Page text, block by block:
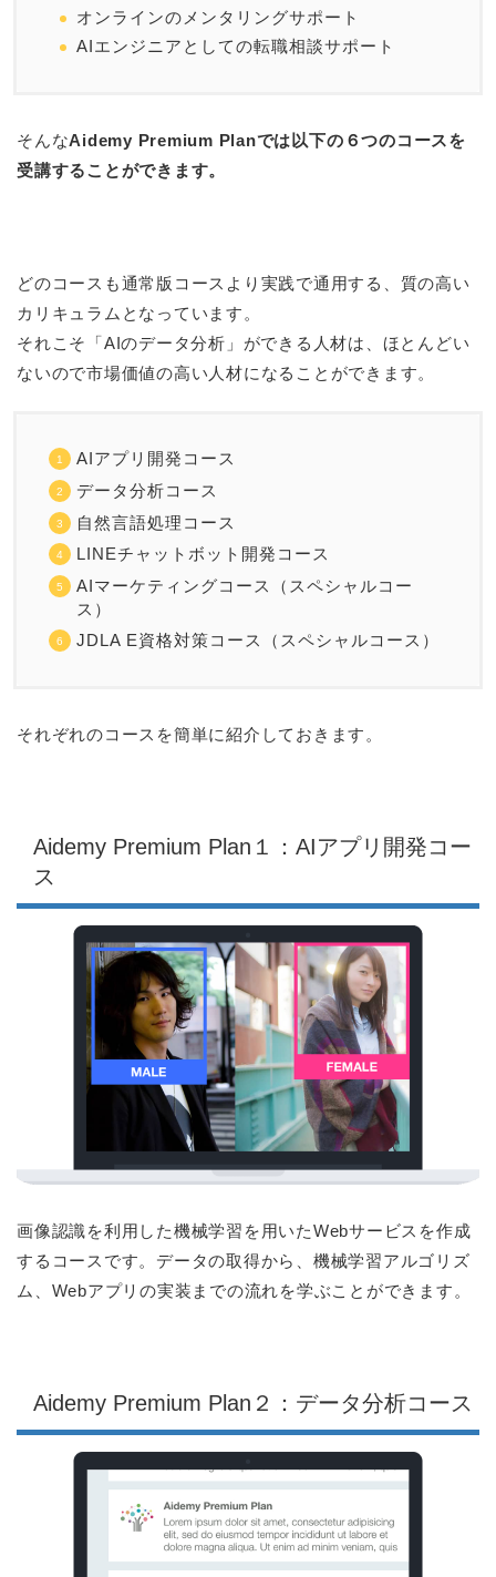
オンラインのメンタリングサポート
AIエンジニアとしての転職相談サポート
そんなAidemy Premium Planでは以下の６つのコースを
受講することができます。
どのコースも通常版コースより実践で通用する、質の高い
カリキュラムとなっています。
それこそ「AIのデータ分析」ができる人材は、ほとんどい
ないので市場価値の高い人材になることができます。
AIアプリ開発コース
データ分析コース
自然言語処理コース
LINEチャットボット開発コース
AIマーケティングコース（スペシャルコー
ス）
JDLA E資格対策コース（スペシャルコース）
それぞれのコースを簡単に紹介しておきます。
Aidemy Premium Plan１：AIアプリ開発コー
ス
画像認識を利用した機械学習を用いたWebサービスを作成
するコースです。データの取得から、機械学習アルゴリズ
ム、Webアプリの実装までの流れを学ぶことができます。
Aidemy Premium Plan２：データ分析コース